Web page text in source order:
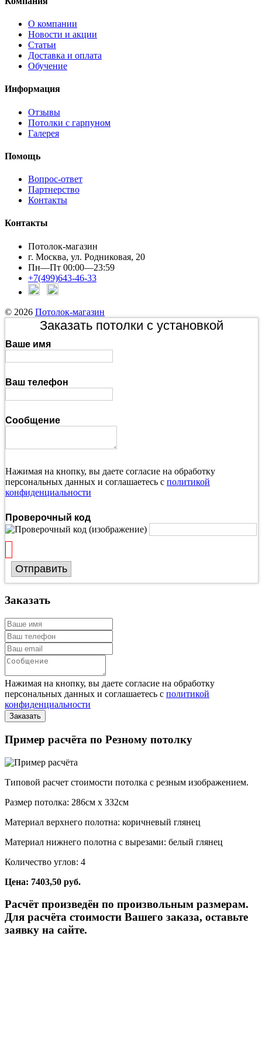
О компании
Новости и акции
Статьи
Доставка и оплата
Обучение
Информация
Отзывы
Потолки с гарпуном
Галерея
Помощь
Вопрос-ответ
Партнерство
Контакты
Контакты
Потолок-магазин
г. Москва, ул. Родниковая, 20
Пн—Пт 00:00—23:59
+7(499)643-46-33
© 2026 Потолок-магазин
Заказать потолки с установкой
Ваше имя
Ваш телефон
Сообщение
Нажимая на кнопку, вы даете согласие на обработку
персональных данных и соглашаетесь с политикой
конфиденциальности
Проверочный код
Отправить
Заказать
Нажимая на кнопку, вы даете согласие на обработку
персональных данных и соглашаетесь с политикой
конфиденциальности
Пример расчёта по Резному потолку
Типовой расчет стоимости потолка с резным изображением.
Размер потолка: 286см x 332см
Материал верхнего полотна: коричневый глянец
Материал нижнего полотна с вырезами: белый глянец
Количество углов: 4
Цена: 7403,50 руб.
Расчёт произведён по произвольным размерам.
Для расчёта стоимости Вашего заказа, оставьте
заявку на сайте.